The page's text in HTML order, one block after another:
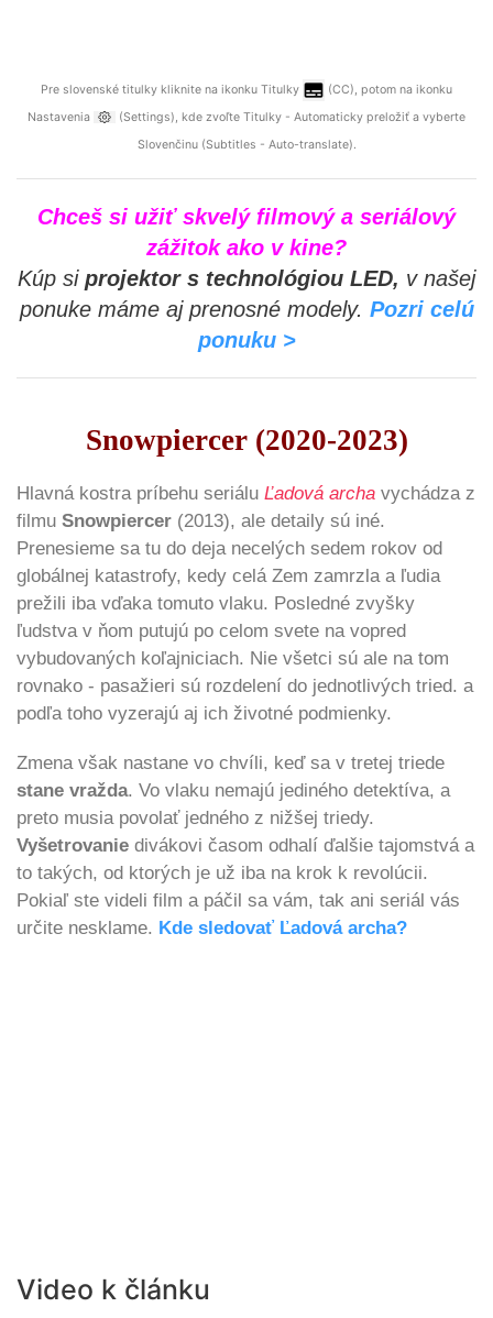
Pre slovenské titulky kliknite na ikonku Titulky
(CC), potom na ikonku
Nastavenia
(Settings), kde zvoľte Titulky - Automaticky preložiť a vyberte
Slovenčinu (Subtitles - Auto-translate).
Chceš si užiť skvelý filmový a seriálový
zážitok ako v kine?
Kúp siprojektor s technológiou LED, v našej
ponuke máme aj prenosné modely. Pozri celú
ponuku >
Snowpiercer (2020-2023)
Hlavná kostra príbehu seriálu Ľadová archa vychádza z
filmu Snowpiercer (2013), ale detaily sú iné.
Prenesieme sa tu do deja necelých sedem rokov od
globálnej katastrofy, kedy celá Zem zamrzla a ľudia
prežili iba vďaka tomuto vlaku. Posledné zvyšky
ľudstva v ňom putujú po celom svete na vopred
vybudovaných koľajniciach. Nie všetci sú ale na tom
rovnako - pasažieri sú rozdelení do jednotlivých tried. a
podľa toho vyzerajú aj ich životné podmienky.
Zmena však nastane vo chvíli, keď sa v tretej triede
stane vražda. Vo vlaku nemajú jediného detektíva, a
preto musia povolať jedného z nižšej triedy.
Vyšetrovanie divákovi časom odhalí ďalšie tajomstvá a
to takých, od ktorých je už iba na krok k revolúcii.
Pokiaľ ste videli film a páčil sa vám, tak ani seriál vás
určite nesklame. Kde sledovať Ľadová archa?
Video k článku